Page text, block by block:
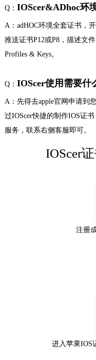
Q： IOScer&ADhoc环
A：adHOC环境全套证书，
推送证书P12或P8，描述文
Profiles & Keys。
Q： IOScer使用需要什
A：先得去apple官网申请到
过IOScer快捷的制作IOS证
服务，联系右侧客服即可。
IOScer
注册
进入苹果IOS